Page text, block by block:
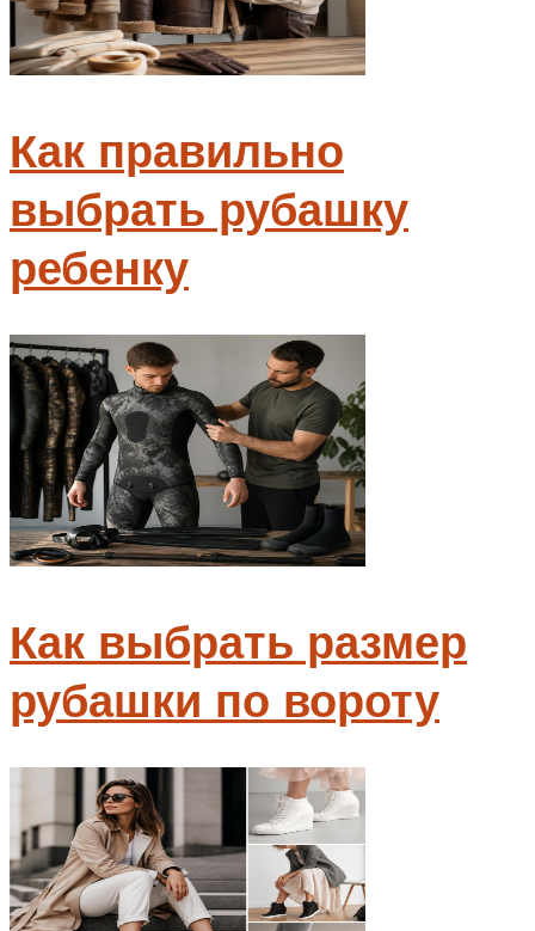
Как правильно
выбрать рубашку
ребенку
Как выбрать размер
рубашки по вороту